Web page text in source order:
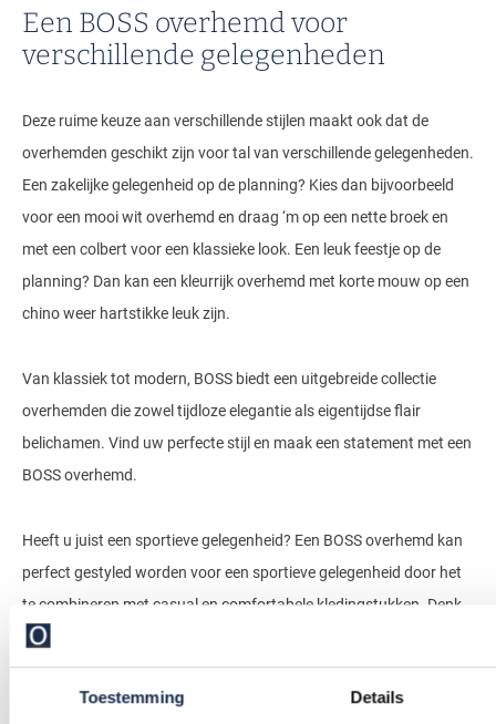
Toestemming Details
Een BOSS overhemd voor
verschillende gelegenheden
Deze ruime keuze aan verschillende stijlen maakt ook dat de
overhemden geschikt zijn voor tal van verschillende gelegenheden.
Een zakelijke gelegenheid op de planning? Kies dan bijvoorbeeld
voor een mooi wit overhemd en draag ‘m op een nette broek en
met een colbert voor een klassieke look. Een leuk feestje op de
planning? Dan kan een kleurrijk overhemd met korte mouw op een
chino weer hartstikke leuk zijn.
Van klassiek tot modern, BOSS biedt een uitgebreide collectie
overhemden die zowel tijdloze elegantie als eigentijdse flair
belichamen. Vind uw perfecte stijl en maak een statement met een
BOSS overhemd.
Heeft u juist een sportieve gelegenheid? Een BOSS overhemd kan
perfect gestyled worden voor een sportieve gelegenheid door het
te combineren met casual en comfortabele kledingstukken. Denk
aan een goed passende spijkerbroek of chino en sneakers. Rol de
mouwen van het overhemd op voor een relaxte uitstraling en voeg
een sportief horloge of een paar armbanden toe als accessoires.